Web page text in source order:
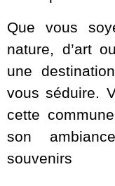
Que vous
nature, d’art
une
vous séduire.
cette
son